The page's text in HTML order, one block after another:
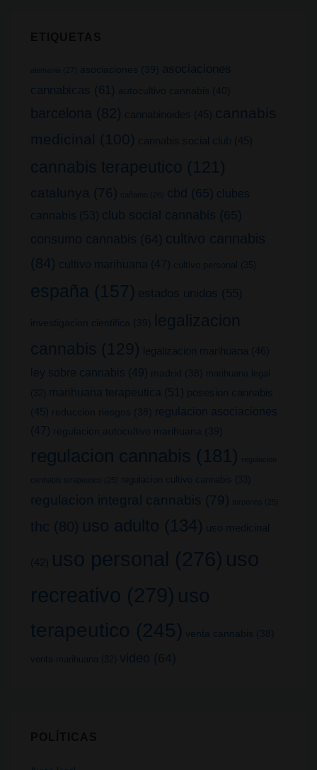
alemania (27) asociaciones (39)
asociaciones
cannabicas (61) autocultivo cannabis (40)
barcelona (82) cannabinoides (45) cannabis
medicinal (100) cannabis social club (45)
cannabis terapeutico (121)
catalunya (76) cañamo (26) cbd (65) clubes
cannabis (53) club social cannabis (65)
consumo cannabis (64) cultivo cannabis
(84) cultivo marihuana (47) cultivo personal (35)
españa (157) estados unidos (55)
investigacion cientifica (39)
legalizacion
cannabis (129) legalizacion marihuana (46)
ley sobre cannabis (49) madrid (38)
marihuana legal
(32)
marihuana terapeutica (51) posesion cannabis
(45) reduccion riesgos (38)
regulacion asociaciones
(47) regulacion autocultivo marihuana (39)
regulacion cannabis (181) regulacion
cannabis terapeutico (25) regulacion cultivo cannabis (33)
regulacion integral cannabis (79) terpenos (25)
thc (80) uso adulto (134) uso medicinal
(42) uso personal (276) uso
recreativo (279) uso
terapeutico (245) venta cannabis (38)
venta marihuana (32) video (64)